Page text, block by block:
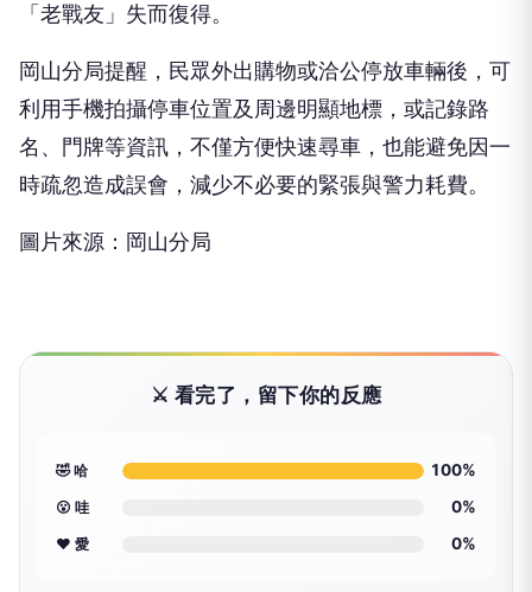
「老戰友」失而復得。
岡山分局提醒，民眾外出購物或洽公停放車輛後，可
利用手機拍攝停車位置及周邊明顯地標，或記錄路
名、門牌等資訊，不僅方便快速尋車，也能避免因一
時疏忽造成誤會，減少不必要的緊張與警力耗費。
圖片來源：岡山分局
⚔️ 看完了，留下你的反應
🤣 哈 100%
😮 哇 0%
❤️ 愛 0%